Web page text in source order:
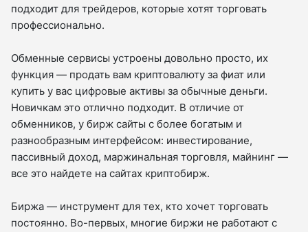
подходит для трейдеров, которые хотят торговать
профессионально.
Обменные сервисы устроены довольно просто, их
функция — продать вам криптовалюту за фиат или
купить у вас цифровые активы за обычные деньги.
Новичкам это отлично подходит. В отличие от
обменников, у бирж сайты с более богатым и
разнообразным интерфейсом: инвестирование,
пассивный доход, маржинальная торговля, майнинг —
все это найдете на сайтах криптобирж.
Биржа — инструмент для тех, кто хочет торговать
постоянно. Во-первых, многие биржи не работают с